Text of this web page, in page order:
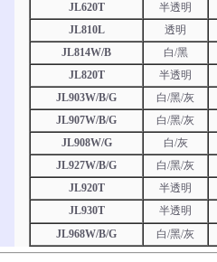
JL620T
半透明
JL810L
透明
JL814W/B
白/黑
JL820T
半透明
JL903W/B/G
白/黑/灰
JL907W/B/G
白/黑/灰
JL908W/G
白/灰
JL927W/B/G
白/黑/灰
JL920T
半透明
JL930T
半透明
JL968W/B/G
白/黑/灰